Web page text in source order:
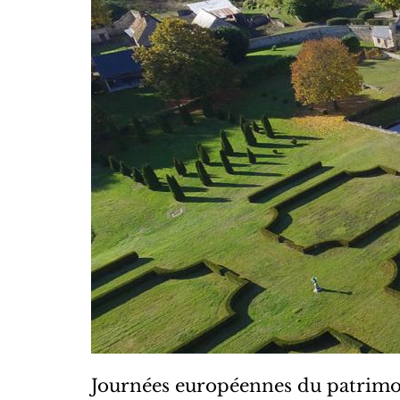
Journées européennes du